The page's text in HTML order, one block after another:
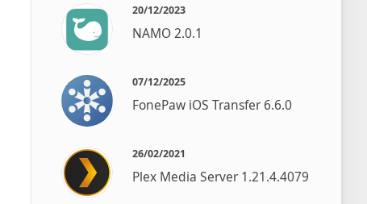
20/12/2023
NAMO 2.0.1
07/12/2025
FonePaw iOS Transfer 6.6.0
26/02/2021
Plex Media Server 1.21.4.4079